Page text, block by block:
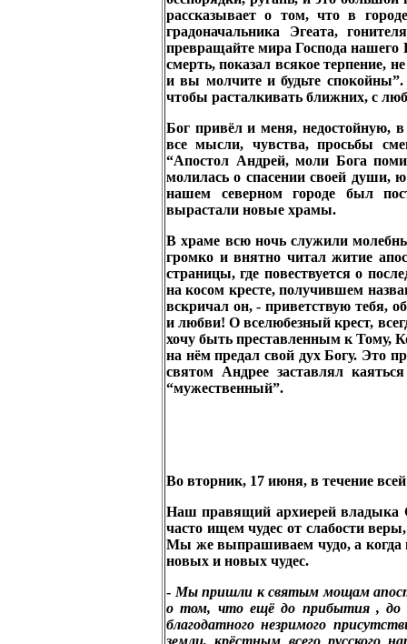
рассказывает о том, что в
градоначальника Эгеата,
превращайте мира Господа нашего
смерть, показал всякое терпение,
и вы молчите и будьте
чтобы расталкивать ближних, с
Бог привёл и меня, недостойную,
все мысли, чувства, просьбы
“Апостол Андрей, моли Бога
молилась о спасении своей души,
нашем северном городе был
вырастали новые храмы.
В храме всю ночь служили
громко и внятно читал житие
страницы, где повествуется о
на косом кресте, получившем
вскричал он, - приветствую тебя,
и любви! О вселюбезный крест,
хочу быть преставленным к Тому,
на нём предал свой дух Богу. Это
святом Андрее заставлял
“мужественный”.
Во вторник, 17 июня, в течение
Наш правящий архиерей владыка
часто ищем чудес от слабости
Мы же выпрашиваем чудо, а когда
новых и новых чудес.
- Мы пришли к святым мощам
о том, что ещё до прибытия , до
благодатного незримого
земли, крёстным всего русского